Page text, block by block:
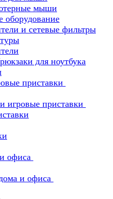
мыши
оборудование
и сетевые фильтры
для ноутбука
приставки
игровые приставки
офиса
и офиса